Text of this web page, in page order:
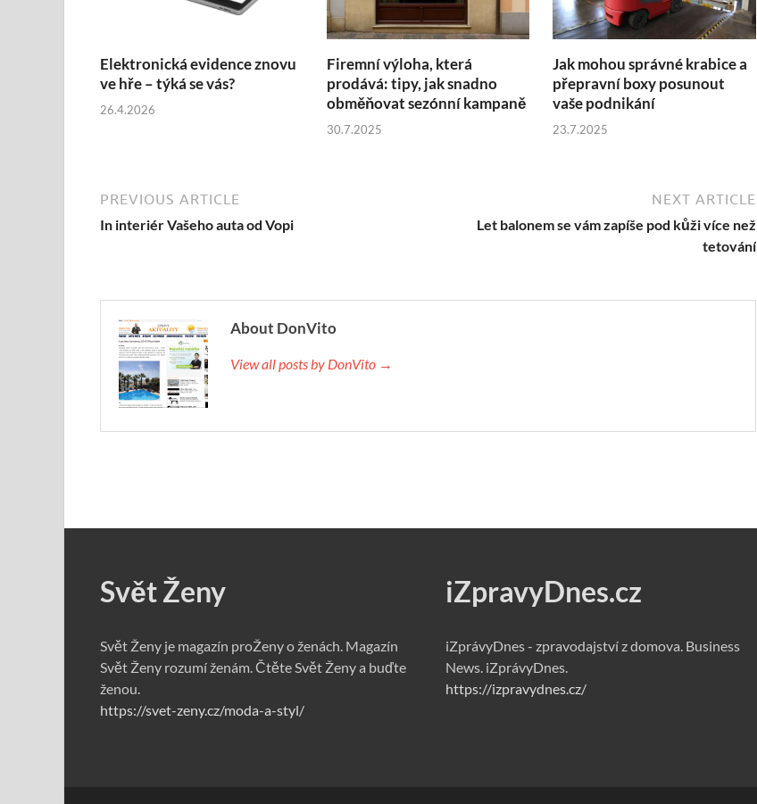
Elektronická evidence znovu
ve hře – týká se vás?
26.4.2026
Firemní výloha, která
prodává: tipy, jak snadno
obměňovat sezónní kampaně
30.7.2025
Jak mohou správné krabice a
přepravní boxy posunout
vaše podnikání
23.7.2025
PREVIOUS ARTICLE
In interiér Vašeho auta od Vopi
NEXT ARTICLE
Let balonem se vám zapíše pod kůži více než
tetování
About DonVito
View all posts by DonVito →
Svět Ženy
Svět Ženy je magazín proŽeny o ženách. Magazín
Svět Ženy rozumí ženám. Čtěte Svět Ženy a buďte
ženou.
https://svet-zeny.cz/moda-a-styl/
iZpravyDnes.cz
iZprávyDnes - zpravodajství z domova. Business
News. iZprávyDnes.
https://izpravydnes.cz/